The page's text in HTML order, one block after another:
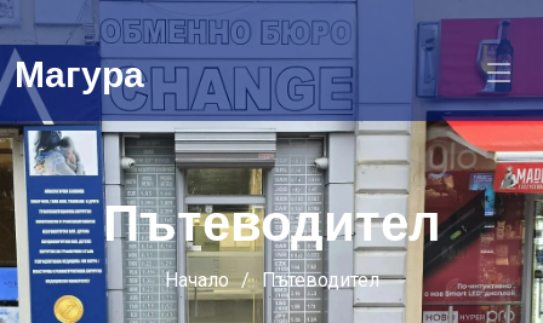
Магура
Пътеводител
Начало Пътеводител